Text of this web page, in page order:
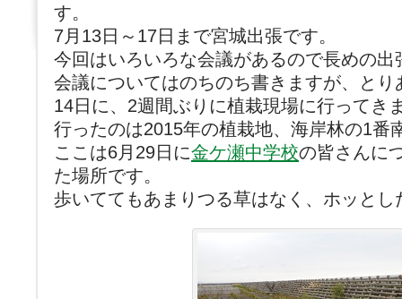
す。
7月13日～17日まで宮城出張です。
今回はいろいろな会議があるので長めの出
会議についてはのちのち書きますが、と
14日に、2週間ぶりに植栽現場に行ってき
行ったのは2015年の植栽地、海岸林の1番
ここは6月29日に金ケ瀬中学校の皆さんに
た場所です。
歩いててもあまりつる草はなく、ホッと